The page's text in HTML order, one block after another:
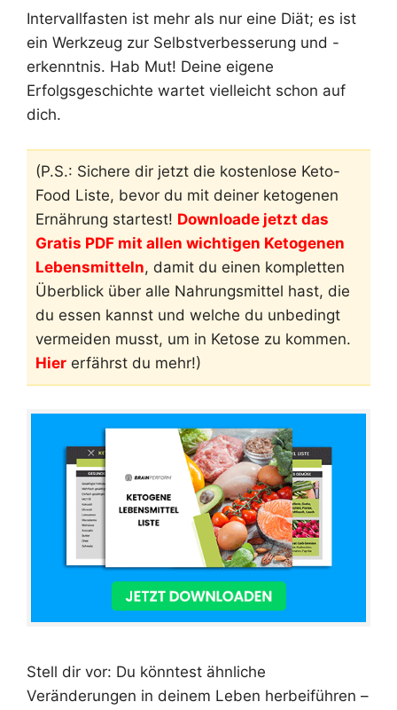
Intervallfasten ist mehr als nur eine Diät; es ist
ein Werkzeug zur Selbstverbesserung und -
erkenntnis. Hab Mut! Deine eigene
Erfolgsgeschichte wartet vielleicht schon auf
dich.
(P.S.: Sichere dir jetzt die kostenlose Keto-
Food Liste, bevor du mit deiner ketogenen
Ernährung startest! Downloade jetzt das
Gratis PDF mit allen wichtigen Ketogenen
Lebensmitteln, damit du einen kompletten
Überblick über alle Nahrungsmittel hast, die
du essen kannst und welche du unbedingt
vermeiden musst, um in Ketose zu kommen.
Hier erfährst du mehr!)
Stell dir vor: Du könntest ähnliche
Veränderungen in deinem Leben herbeiführen –